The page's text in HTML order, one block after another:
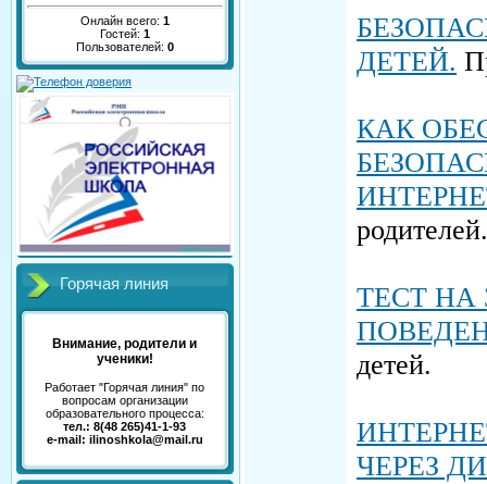
Онлайн всего: 1
Гостей: 1
Пользователей: 0
Горячая линия
Внимание, родители и
ученики!
Работает "Горячая линия" по
вопросам организации
образовательного процесса:
тел.: 8(48 265)41-1-93
e-mail: ilinoshkola@mail.ru
ДЕТЕЙ.
КАК
родителей.
ТЕСТ НА
детей.
ЧЕРЕЗ